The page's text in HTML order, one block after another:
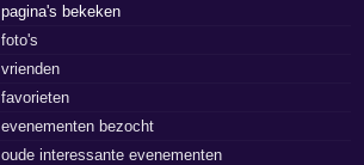
pagina's bekeken
foto's
vrienden
favorieten
evenementen bezocht
oude interessante evenementen